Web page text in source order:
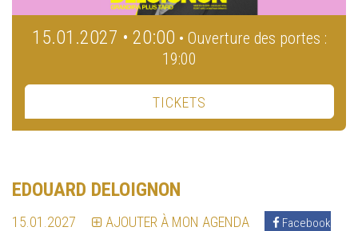
15.01.2027 • 20:00 • Ouverture des portes :
19:00
TICKETS
EDOUARD DELOIGNON
15.01.2027 AJOUTER À MON AGENDA Facebook